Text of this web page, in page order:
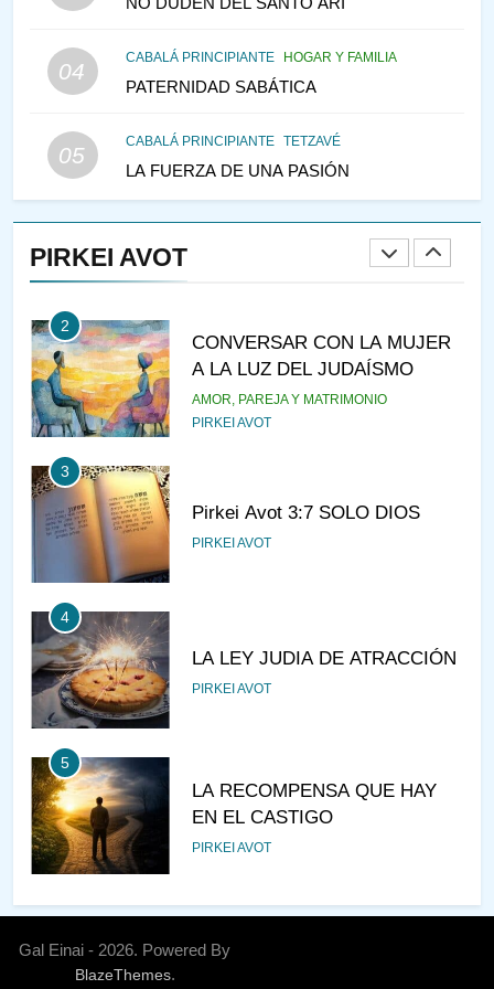
04
CABALÁ PRINCIPIANTE HOGAR Y FAMILIA
PATERNIDAD SABÁTICA
05
CABALÁ PRINCIPIANTE TETZAVÉ
LA FUERZA DE UNA PASIÓN
PIRKEI AVOT
VEAMOS ¿POR QUÉ
IEHOSHÚA? Y LA QUEJA DE
1
RAZI ¿QUIÉN ES SABIO?
2
CONVERSAR CON LA MUJER
A LA LUZ DEL JUDAÍSMO
AMOR, PAREJA Y MATRIMONIO
PIRKEI AVOT
3
Pirkei Avot 3:7 SOLO DIOS
PIRKEI AVOT
4
LA LEY JUDIA DE ATRACCIÓN
PIRKEI AVOT
5
LA RECOMPENSA QUE HAY
EN EL CASTIGO
PIRKEI AVOT
6
¿DE DÓNDE VIENES?
Gal Einai - 2026. Powered By
BlazeThemes.